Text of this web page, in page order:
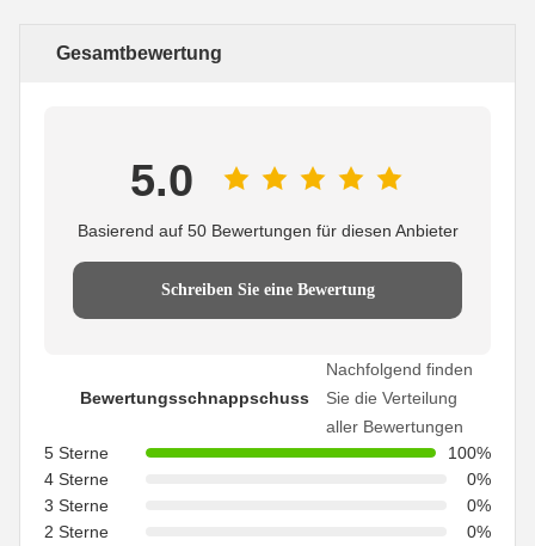
Gesamtbewertung
5.0
Basierend auf 50 Bewertungen für diesen Anbieter
Schreiben Sie eine Bewertung
Bewertungsschnappschuss
Nachfolgend finden
Sie die Verteilung
aller Bewertungen
5 Sterne
100%
4 Sterne
0%
3 Sterne
0%
2 Sterne
0%